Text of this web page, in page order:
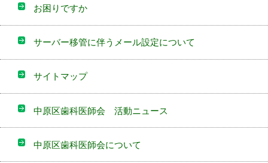
お困りですか
サーバー移管に伴うメール設定について
サイトマップ
中原区歯科医師会 活動ニュース
中原区歯科医師会について